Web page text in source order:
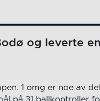
og leverte
1 omg er noe av